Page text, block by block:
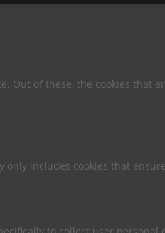
of these, the cookies that
includes cookies that